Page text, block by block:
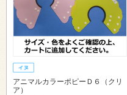
アニマルカラーポピーＤ６（クリ
ア）